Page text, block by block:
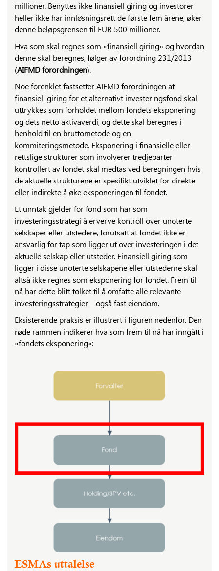
millioner. Benyttes ikke finansiell giring og investorer
heller ikke har innløsningsrett de første fem årene, øker
denne beløpsgrensen til EUR 500 millioner.
Hva som skal regnes som «finansiell giring» og hvordan
denne skal beregnes, følger av forordning 231/2013
(AIFMD forordningen).
Noe forenklet fastsetter AIFMD forordningen at
finansiell giring for et alternativt investeringsfond skal
uttrykkes som forholdet mellom fondets eksponering
og dets netto aktivaverdi, og dette skal beregnes i
henhold til en bruttometode og en
kommiteringsmetode. Eksponering i finansielle eller
rettslige strukturer som involverer tredjeparter
kontrollert av fondet skal medtas ved beregningen hvis
de aktuelle strukturene er spesifikt utviklet for direkte
eller indirekte å øke eksponeringen til fondet.
Et unntak gjelder for fond som har som
investeringsstrategi å erverve kontroll over unoterte
selskaper eller utstedere, forutsatt at fondet ikke er
ansvarlig for tap som ligger ut over investeringen i det
aktuelle selskap eller utsteder. Finansiell giring som
ligger i disse unoterte selskapene eller utstederne skal
altså ikke regnes som eksponering for fondet. Frem til
nå har dette blitt tolket til å omfatte alle relevante
investeringsstrategier – også fast eiendom.
Eksisterende praksis er illustrert i figuren nedenfor. Den
røde rammen indikerer hva som frem til nå har inngått i
«fondets eksponering»:
ESMAs uttalelse